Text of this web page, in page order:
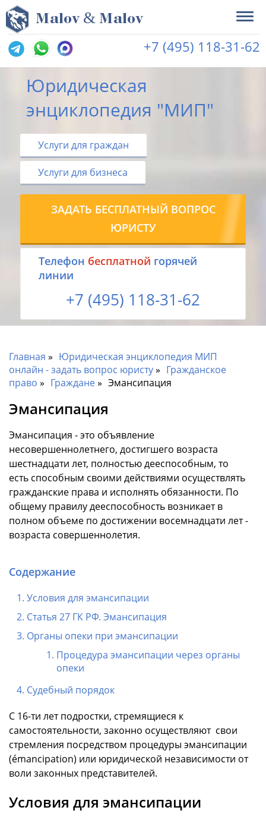
Malov & Malov
+7 (495) 118-31-62
Юридическая
энциклопедия "МИП"
Услуги для граждан
Услуги для бизнеса
ЗАДАТЬ БЕСПЛАТНЫЙ ВОПРОС
ЮРИСТУ
Tелефон бесплатной горячей
линии
+7 (495) 118-31-62
Главная
Юридическая энциклопедия МИП
онлайн - задать вопрос юристу
Гражданское
право
Граждане Эмансипация
Эмансипация
Эмансипация - это объявление
несовершеннолетнего, достигшего возраста
шестнадцати лет, полностью дееспособным, то
есть способным своими действиями осуществлять
гражданские права и исполнять обязанности. По
общему правилу дееспособность возникает в
полном объеме по достижении восемнадцати лет -
возраста совершеннолетия.
Содержание
Условия для эмансипации
Статья 27 ГК РФ. Эмансипация
Органы опеки при эмансипации
Процедура эмансипации через органы
опеки
Судебный порядок
С 16-ти лет подростки, стремящиеся к
самостоятельности, законно осуществляют свои
стремления посредством процедуры эмансипации
(émancipation) или юридической независимости от
воли законных представителей.
Условия для эмансипации